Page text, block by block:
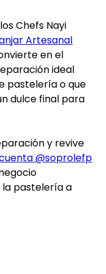
Chefs Nayi
Artesanal
en el
ideal
pastelería o que
dulce final para
y revive
@soprolefp
pastelería a